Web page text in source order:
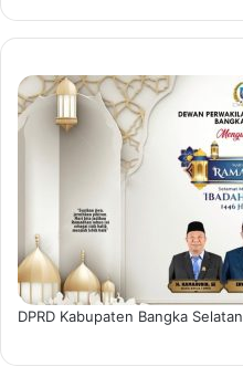
DPRD Kabupaten Bangka Selatan